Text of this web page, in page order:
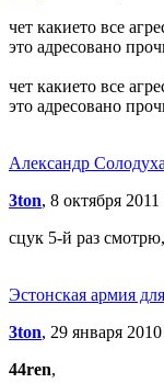
чет какието все
это адресовано
чет какието все
это адресовано
Александр
3ton, 8 октября
сцук 5-й раз
Эстонская армия
3ton, 29 января
44ren,